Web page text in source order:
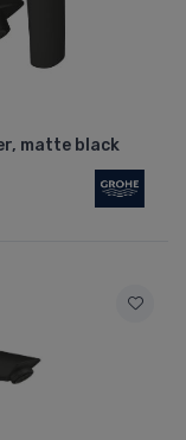
matte black